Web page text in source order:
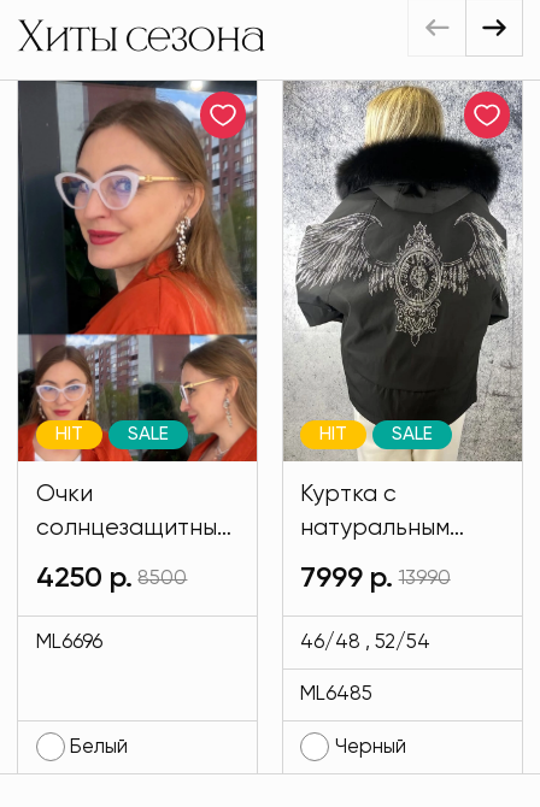
Хиты сезона
Очки
солнцезащитные
имиджевые
белого цвета
MODLAV ML6696-
HIT SALE
4250 р. 8500
ML6696
Белый
Куртка с
натуральным
мехом и на
подкладе кролик
черного цвета
MODLAV ML6485-
13
HIT SALE
7999 р. 13990
46/48 , 52/54
ML6485
Черный